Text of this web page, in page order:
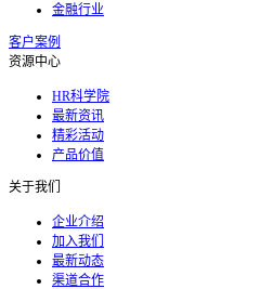
金融行业
客户案例
资源中心
HR科学院
最新资讯
精彩活动
产品价值
关于我们
企业介绍
加入我们
最新动态
渠道合作